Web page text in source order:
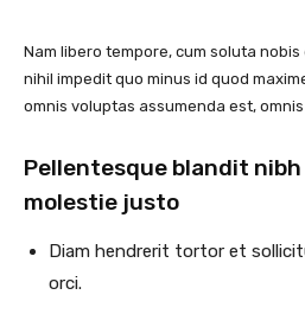
Nam libero tempore, cum soluta
nihil impedit quo minus id quod
omnis voluptas assumenda est,
Pellentesque blandit
molestie justo
Diam hendrerit tortor et
orci.